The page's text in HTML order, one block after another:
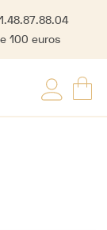
100 euros